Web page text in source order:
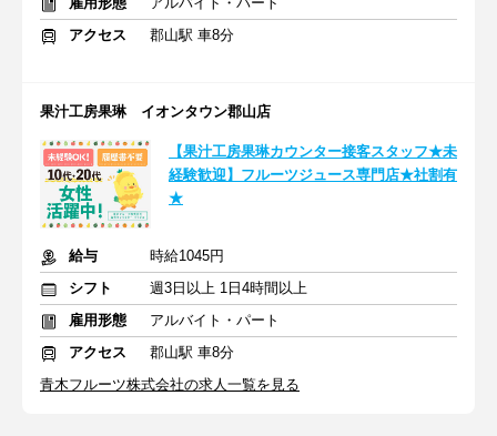
アクセス
郡山駅 車8分
果汁工房果琳 イオンタウン郡山店
【果汁工房果琳カウンター接客スタッフ★未
経験歓迎】フルーツジュース専門店★社割有
★
給与
時給1045円
シフト
週3日以上 1日4時間以上
雇用形態
アルバイト・パート
アクセス
郡山駅 車8分
青木フルーツ株式会社の求人一覧を見る